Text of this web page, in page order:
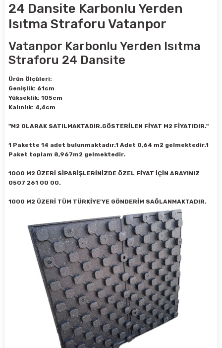
24 Dansite Karbonlu Yerden
Isıtma Straforu Vatanpor
Vatanpor Karbonlu Yerden Isıtma
Straforu 24 Dansite
Ürün Ölçüleri:
Genişlik: 61cm
Yükseklik: 105cm
Kalınlık: 4,4cm
"M2 OLARAK SATILMAKTADIR.GÖSTERİLEN FİYAT M2 FİYATIDIR."
1 Pakette 14 adet bulunmaktadır.1 Adet 0,64 m2 gelmektedir.1
Paket toplam 8,967m2 gelmektedir.
1000 M2 ÜZERİ SİPARİŞLERİNİZDE ÖZEL FİYAT İÇİN ARAYINIZ
0507 261 00 00.
1000 M2 ÜZERİ TÜM TÜRKİYE'YE GÖNDERİM SAĞLANMAKTADIR.